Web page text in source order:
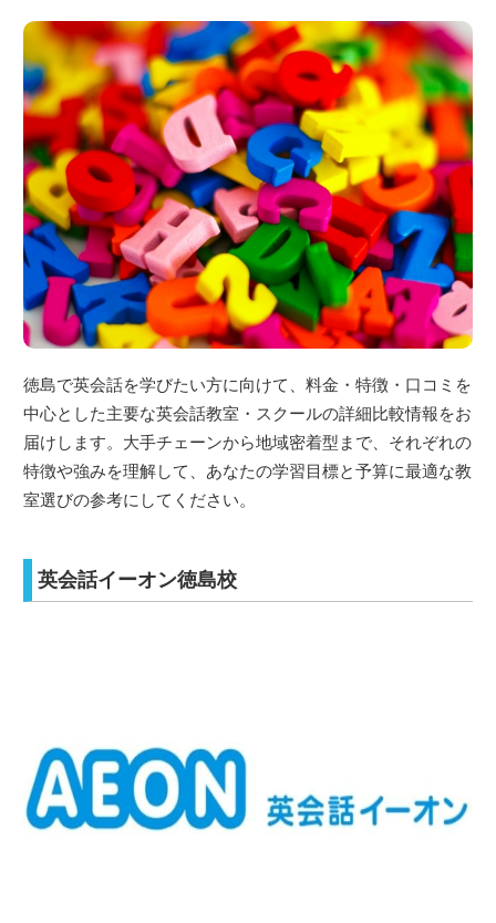
徳島で英会話を学びたい方に向けて、料金・特徴・口コミを
中心とした主要な英会話教室・スクールの詳細比較情報をお
届けします。大手チェーンから地域密着型まで、それぞれの
特徴や強みを理解して、あなたの学習目標と予算に最適な教
室選びの参考にしてください。
英会話イーオン徳島校